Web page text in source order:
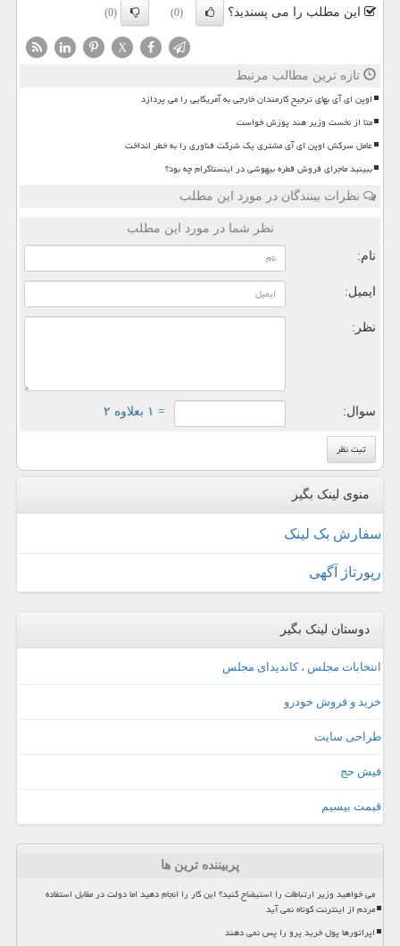
این مطلب را می پسندید؟ (0)
(0)
X
تازه ترین مطالب مرتبط
اوپن ای آی بهای ترجیح کارمندان خارجی به آمریکایی را می پردازد
متا از نخست وزیر هند پوزش خواست
عامل سرکش اوپن ای آی مشتری یک شرکت فناوری را به خطر انداخت
ببینید ماجرای فروش قطره بیهوشی در اینستاگرام چه بود؟
نظرات بینندگان در مورد این مطلب
نظر شما در مورد این مطلب
نام:
ایمیل:
نظر:
سوال: = ۱ بعلاوه ۲
منوی لینک بگیر
سفارش بک لینک
رپورتاژ آگهی
دوستان لینک بگیر
انتخابات مجلس ، کاندیدای مجلس
خرید و فروش خودرو
طراحی سایت
فیش حج
قیمت بیسیم
پربیننده ترین ها
می خواهید وزیر ارتباطات را استیضاح کنید؟ این کار را انجام دهید اما دولت در مقابل استفاده
مردم از اینترنت کوتاه نمی آید
اپراتورها پول خرید پرو را پس نمی دهند